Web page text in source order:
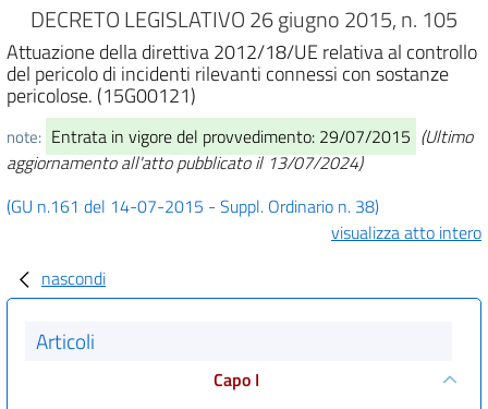
DECRETO LEGISLATIVO 26 giugno 2015, n. 105
Attuazione della direttiva 2012/18/UE relativa al controllo
del pericolo di incidenti rilevanti connessi con sostanze
pericolose. (15G00121)
note: Entrata in vigore del provvedimento: 29/07/2015 (Ultimo
aggiornamento all'atto pubblicato il 13/07/2024)
(GU n.161 del 14-07-2015 - Suppl. Ordinario n. 38)
visualizza atto intero
nascondi
Articoli
Capo I